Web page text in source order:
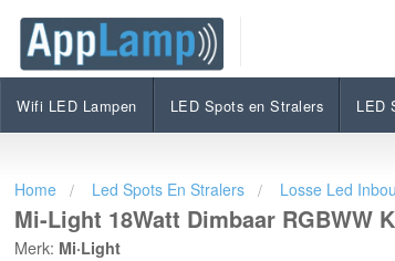
Wifi LED Lampen LED Spots en Stralers LED
Mi-Light 18Watt Dimbaar RGBWW
€54,95 Op voorraad
Home Led Spots En Stralers Losse Led
Mi-Light 18Watt Dimbaar RGBWW
Merk: Mi·Light